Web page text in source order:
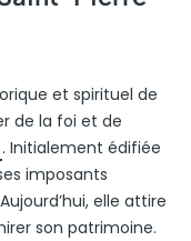
et spirituel de
de la foi et de
. Initialement édifiée
imposants
elle attire
son patrimoine.